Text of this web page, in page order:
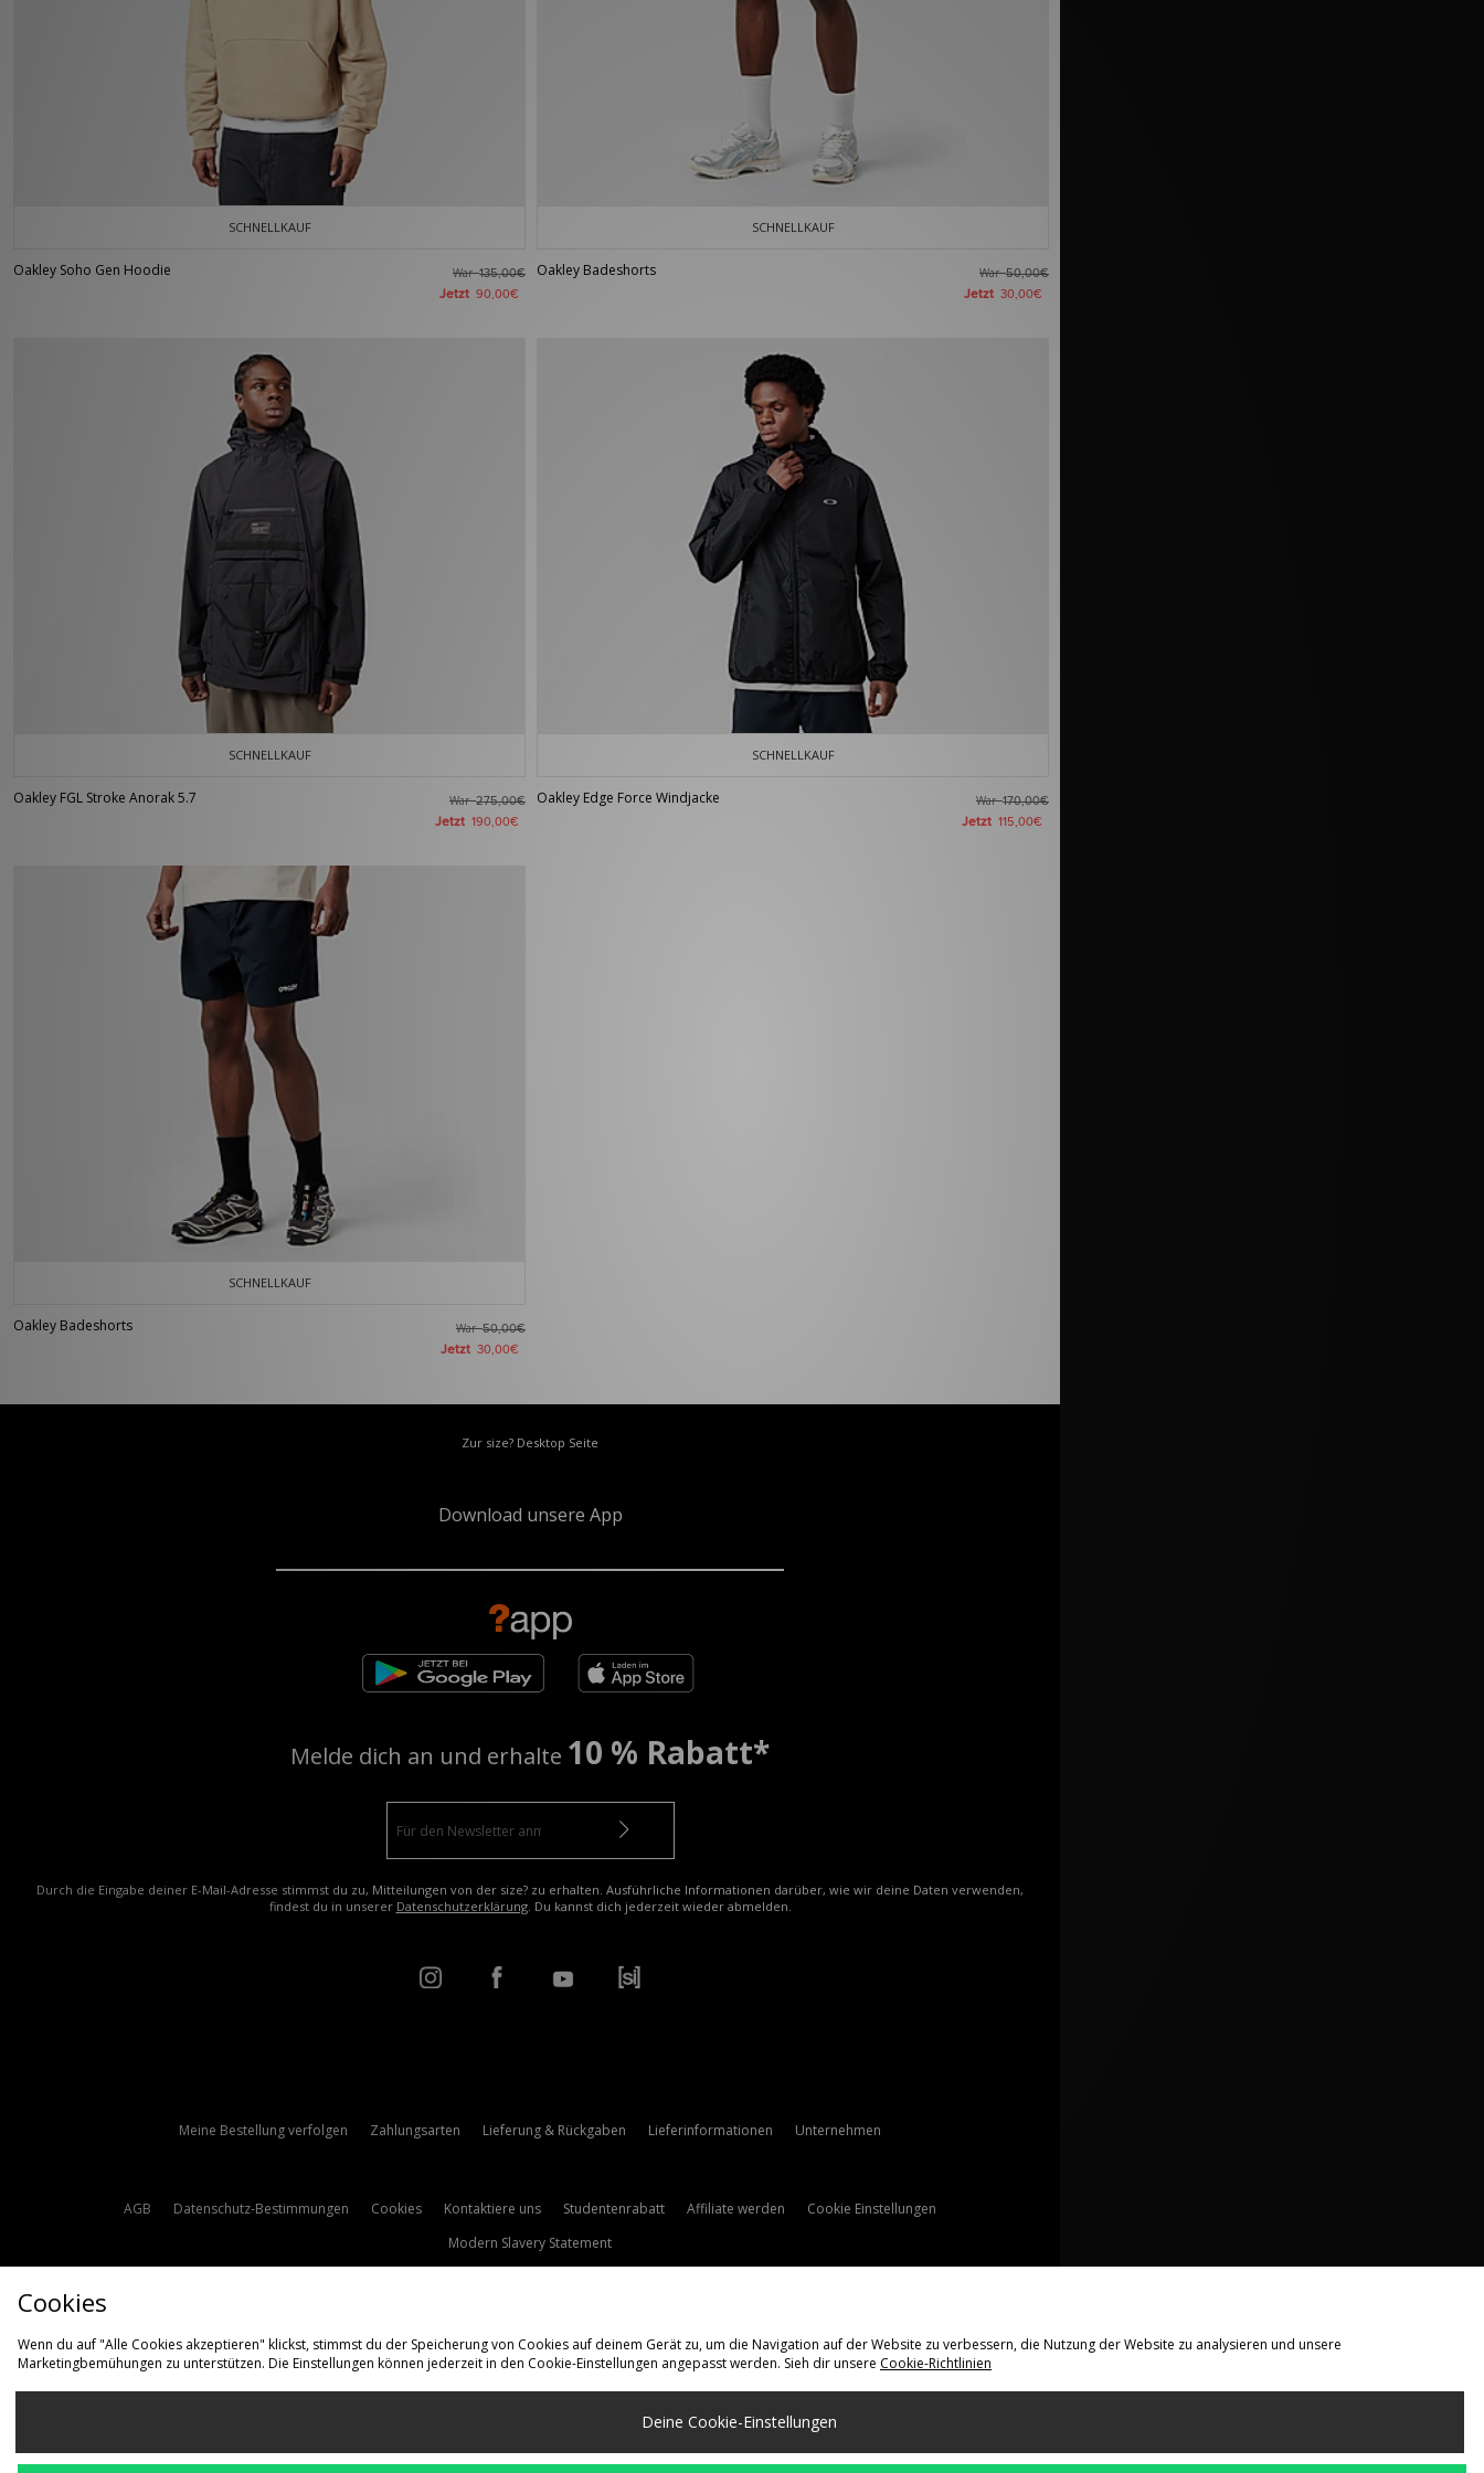
SCHNELLKAUF
Oakley Soho Gen Hoodie War135,00€
Jetzt 90,00€
SCHNELLKAUF
Oakley Badeshorts War50,00€
Jetzt 30,00€
SCHNELLKAUF
Oakley FGL Stroke Anorak 5.7 War275,00€
Jetzt 190,00€
SCHNELLKAUF
Oakley Edge Force Windjacke War170,00€
Jetzt 115,00€
SCHNELLKAUF
Oakley Badeshorts War50,00€
Jetzt 30,00€
Zur size? Desktop Seite
Download unsere App
Melde dich an und erhalte 10 % Rabatt*
Durch die Eingabe deiner E-Mail-Adresse stimmst du zu, Mitteilungen von der size? zu erhalten. Ausführliche Informationen darüber, wie wir deine Daten verwenden,
findest du in unserer Datenschutzerklärung. Du kannst dich jederzeit wieder abmelden.
Meine Bestellung verfolgen Zahlungsarten Lieferung & Rückgaben Lieferinformationen Unternehmen
AGB Datenschutz-Bestimmungen Cookies Kontaktiere uns Studentenrabatt Affiliate werden
Cookie Einstellungen
Modern Slavery Statement
Lieferung Nach
Cookies
Wenn du auf "Alle Cookies akzeptieren" klickst, stimmst du der Speicherung von Cookies auf deinem Gerät zu, um die Navigation auf der Website zu verbessern, die Nutzung der Website zu analysieren und unsere
Marketingbemühungen zu unterstützen. Die Einstellungen können jederzeit in den Cookie-Einstellungen angepasst werden. Sieh dir unsere Cookie-Richtlinien
Deine Cookie-Einstellungen